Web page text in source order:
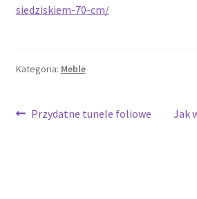
siedziskiem-70-cm/
Kategoria: Meble
Nawigacja
Poprzedni
Przydatne tunele foliowe Jak